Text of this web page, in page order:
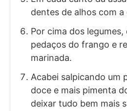
dentes de alhos com a
Por cima dos legumes,
pedaços do frango e
marinada.
Acabei salpicando um
doce e mais pimenta
deixar tudo bem mais